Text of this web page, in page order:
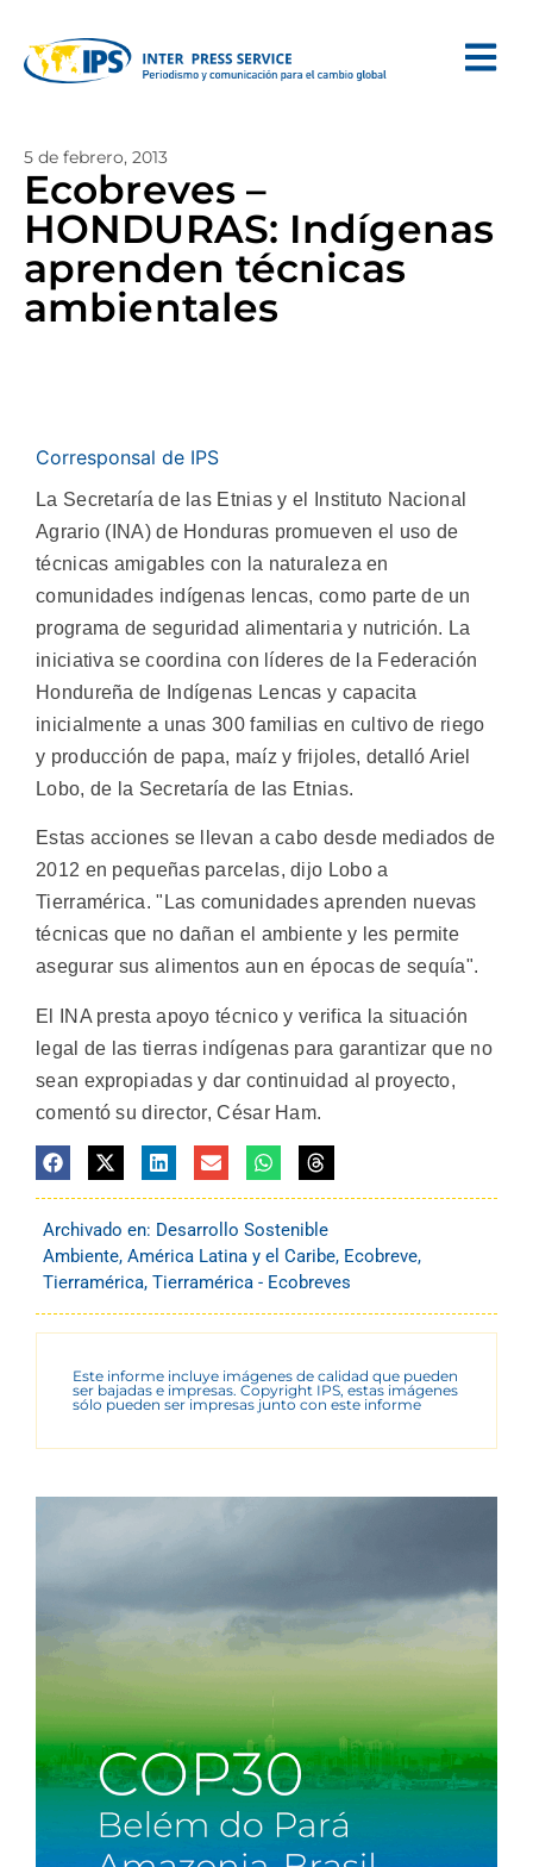
5 de febrero, 2013
Ecobreves –
HONDURAS: Indígenas
aprenden técnicas
ambientales
Corresponsal de IPS
La Secretaría de las Etnias y el Instituto Nacional
Agrario (INA) de Honduras promueven el uso de
técnicas amigables con la naturaleza en
comunidades indígenas lencas, como parte de un
programa de seguridad alimentaria y nutrición. La
iniciativa se coordina con líderes de la Federación
Hondureña de Indígenas Lencas y capacita
inicialmente a unas 300 familias en cultivo de riego
y producción de papa, maíz y frijoles, detalló Ariel
Lobo, de la Secretaría de las Etnias.
Estas acciones se llevan a cabo desde mediados de
2012 en pequeñas parcelas, dijo Lobo a
Tierramérica. "Las comunidades aprenden nuevas
técnicas que no dañan el ambiente y les permite
asegurar sus alimentos aun en épocas de sequía".
El INA presta apoyo técnico y verifica la situación
legal de las tierras indígenas para garantizar que no
sean expropiadas y dar continuidad al proyecto,
comentó su director, César Ham.
Archivado en: Desarrollo Sostenible
Ambiente, América Latina y el Caribe, Ecobreve,
Tierramérica, Tierramérica - Ecobreves
Este informe incluye imágenes de calidad que pueden
ser bajadas e impresas. Copyright IPS, estas imágenes
sólo pueden ser impresas junto con este informe